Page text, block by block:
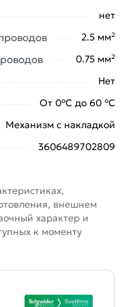
обработают
условий
с
отзывами.
сертифицирован,
качества. Возврат
(наличие чека
нет
2.5 мм²
0.75 мм²
Нет
От 0°С до 60 °С
Механизм с накладкой
3606489702809
внешнем
характер и
к моменту